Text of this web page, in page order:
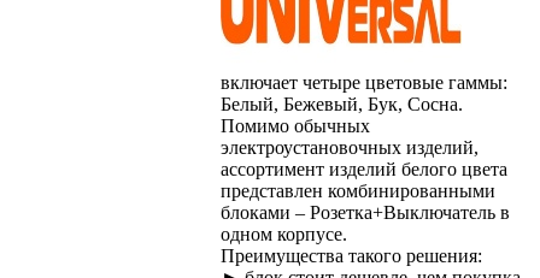
включает четыре цветовые гаммы:
Белый, Бежевый, Бук, Сосна.
Помимо обычных
электроустановочных изделий,
ассортимент изделий белого цвета
представлен комбинированными
блоками – Розетка+Выключатель в
одном корпусе.
Преимущества такого решения: